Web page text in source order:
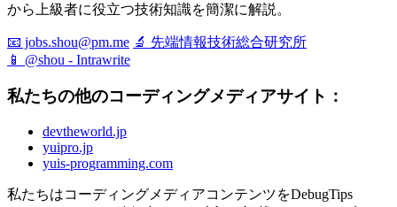
から上級者に役立つ技術知識を簡潔に解説。
📧 jobs.shou@pm.me 🔬 先端情報技術総合研究所
📱 @shou - Intrawrite
私たちの他のコーディングメディアサイト：
devtheworld.jp
yuipro.jp
yuis-programming.com
私たちはコーディングメディアコンテンツをDebugTips